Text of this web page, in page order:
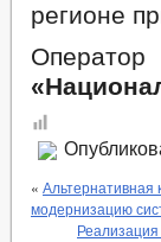
регионе
« Альтернативная
модернизацию